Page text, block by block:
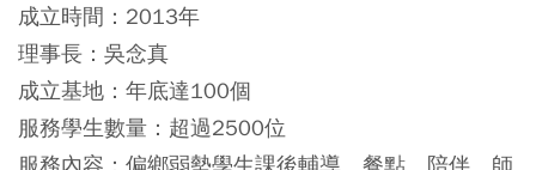
成立時間：2013年
理事長：吳念真
成立基地：年底達100個
服務學生數量：超過2500位
服務內容：偏鄉弱勢學生課後輔導、餐點、陪伴、師